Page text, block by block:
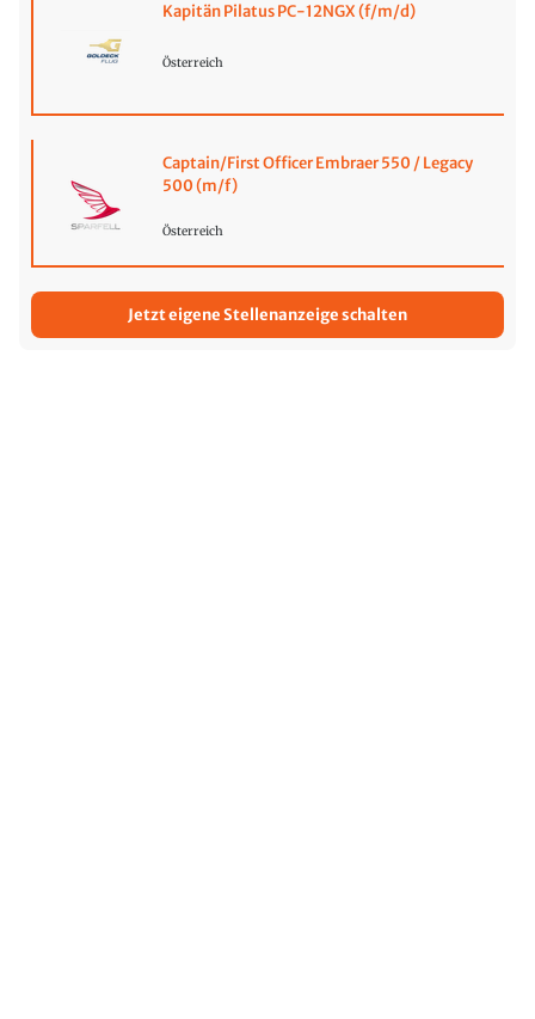
Kapitän Pilatus PC-12NGX (f/m/d)
Österreich
Captain/First Officer Embraer 550 / Legacy
500 (m/f)
Österreich
Jetzt eigene Stellenanzeige schalten